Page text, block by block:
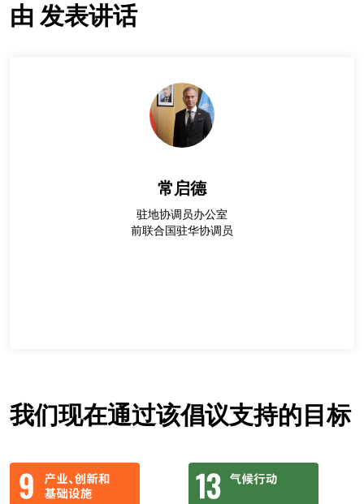
由 发表讲话
常启德
驻地协调员办公室
前联合国驻华协调员
我们现在通过该倡议支持的目标